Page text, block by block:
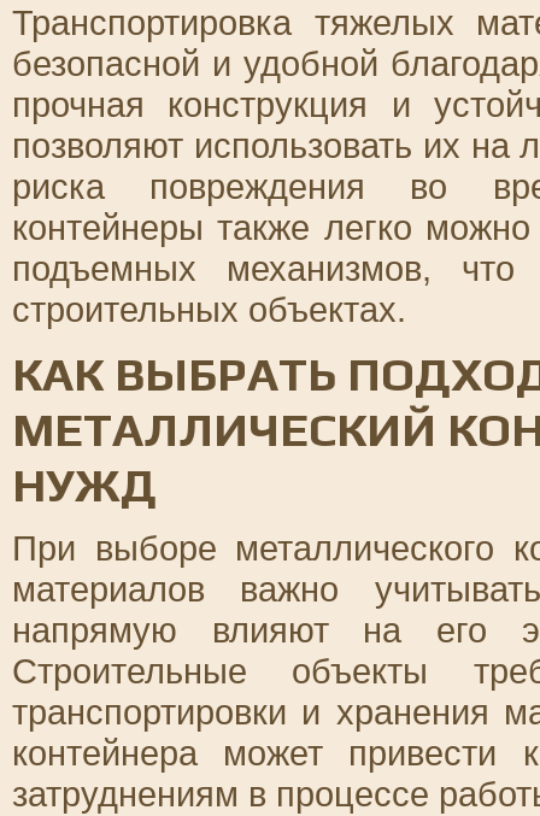
Транспортировка тяжелых
безопасной и удобной
прочная конструкция и
позволяют использовать их на
риска повреждения во
контейнеры также легко
подъемных механизмов,
строительных объектах.
КАК ВЫБРАТЬ
МЕТАЛЛИЧЕСКИЙ
НУЖД
При выборе металлического
материалов важно
напрямую влияют на его
Строительные объекты
транспортировки и хранения
контейнера может привести
затруднениям в процессе